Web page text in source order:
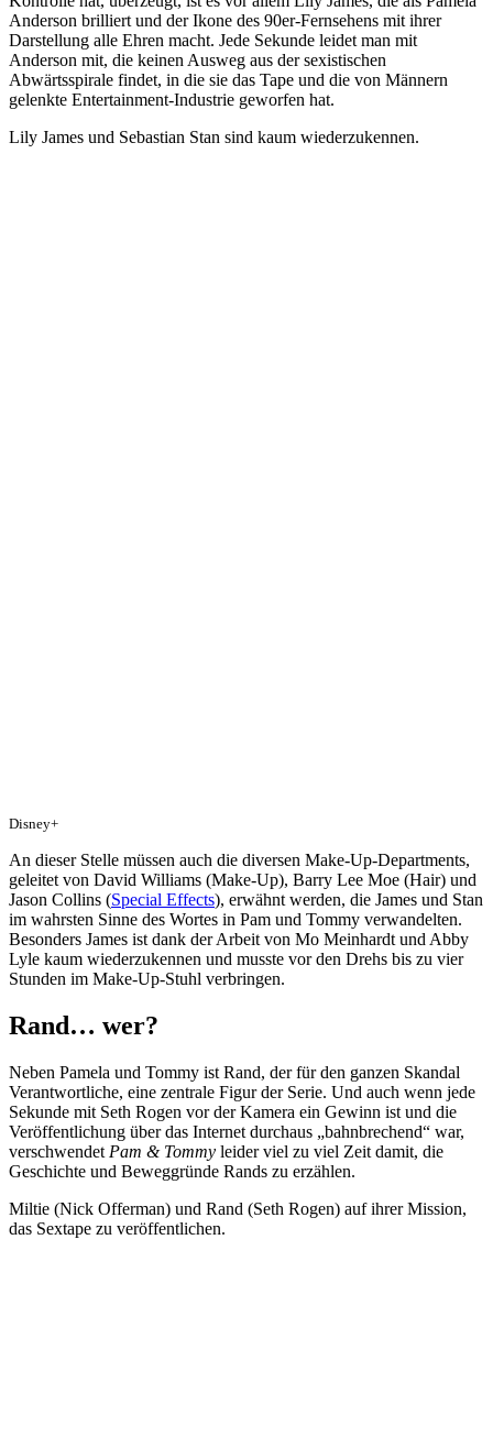
Anderson brilliert und der Ikone des 90er-Fernsehens mit ihrer
Darstellung alle Ehren macht. Jede Sekunde leidet man mit
Anderson mit, die keinen Ausweg aus der sexistischen
Abwärtsspirale findet, in die sie das Tape und die von Männern
gelenkte Entertainment-Industrie geworfen hat.
Lily James und Sebastian Stan sind kaum wiederzukennen.
Disney+
An dieser Stelle müssen auch die diversen Make-Up-Departments,
geleitet von David Williams (Make-Up), Barry Lee Moe (Hair) und
Jason Collins (Special Effects), erwähnt werden, die James und Stan
im wahrsten Sinne des Wortes in Pam und Tommy verwandelten.
Besonders James ist dank der Arbeit von Mo Meinhardt und Abby
Lyle kaum wiederzukennen und musste vor den Drehs bis zu vier
Stunden im Make-Up-Stuhl verbringen.
Rand… wer?
Neben Pamela und Tommy ist Rand, der für den ganzen Skandal
Verantwortliche, eine zentrale Figur der Serie. Und auch wenn jede
Sekunde mit Seth Rogen vor der Kamera ein Gewinn ist und die
Veröffentlichung über das Internet durchaus „bahnbrechend“ war,
verschwendet Pam & Tommy leider viel zu viel Zeit damit, die
Geschichte und Beweggründe Rands zu erzählen.
Miltie (Nick Offerman) und Rand (Seth Rogen) auf ihrer Mission,
das Sextape zu veröffentlichen.